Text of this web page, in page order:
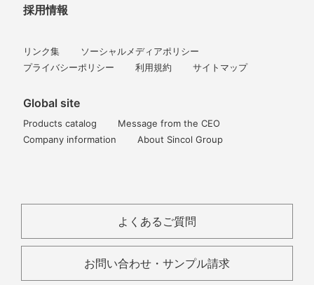
採用情報
リンク集
ソーシャルメディアポリシー
プライバシーポリシー
利用規約 サイトマップ
Global site
Products catalog
Message from the CEO
Company information
About Sincol Group
よくあるご質問
お問い合わせ・サンプル請求